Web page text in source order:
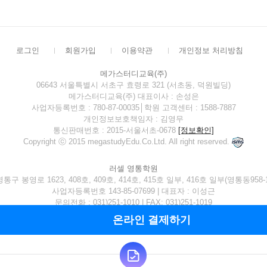
온라인 결제하기
로그인 회원가입 이용약관 개인정보 처리방침
메가스터디교육(주)
06643 서울특별시 서초구 효령로 321 (서초동, 덕원빌딩)
메가스터디교육(주) 대표이사 : 손성은
사업자등록번호 : 780-87-00035│학원 고객센터 : 1588-7887
개인정보보호책임자 : 김영무
통신판매번호 : 2015-서울서초-0678 [정보확인]
Copyright ⓒ 2015 megastudyEdu.Co.Ltd. All right reserved.
러셀 영통학원
통구 봉영로 1623, 408호, 409호, 414호, 415호 일부, 416호 일부(영통동
사업자등록번호 143-85-07699 | 대표자 : 이성근
문의전화 : 031)251-1010 | FAX: 031)251-1019
학원등록번호 : 제6544-3호 교습과정 : 보습, 진학상담
전체보기 ]